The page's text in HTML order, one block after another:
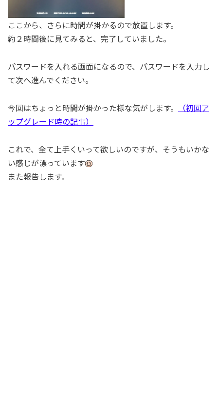
ここから、さらに時間が掛かるので放置します。
約２時間後に見てみると、完了していました。
パスワードを入れる画面になるので、パスワードを入力し
て次へ進んでください。
今回はちょっと時間が掛かった様な気がします。
（初回ア
ップグレード時の記事）
これで、全て上手くいって欲しいのですが、そうもいかな
い感じが漂っています
また報告します。